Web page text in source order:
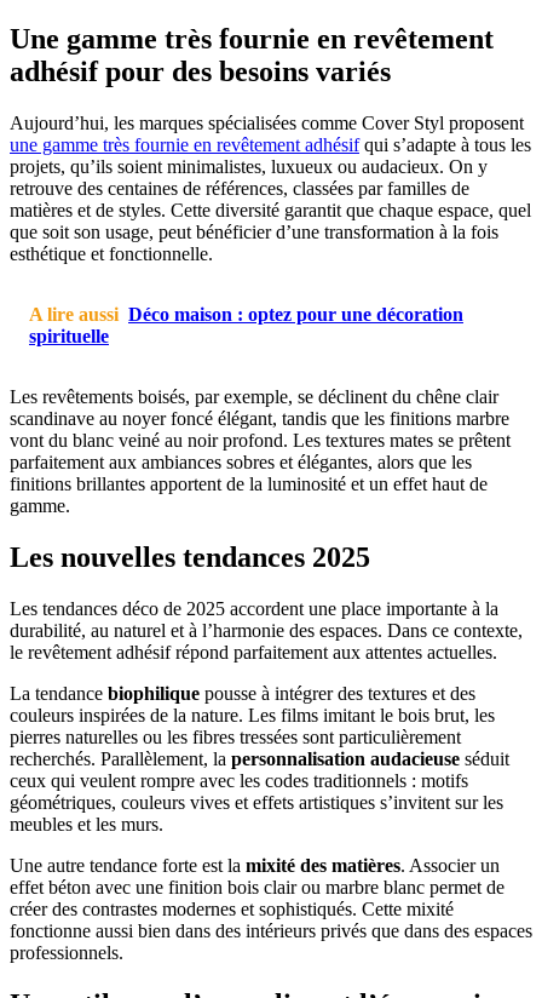
Une gamme très fournie en revêtement
adhésif pour des besoins variés
Aujourd’hui, les marques spécialisées comme Cover Styl proposent
une gamme très fournie en revêtement adhésifqui s’adapte à tous les
projets, qu’ils soient minimalistes, luxueux ou audacieux. On y
retrouve des centaines de références, classées par familles de
matières et de styles. Cette diversité garantit que chaque espace, quel
que soit son usage, peut bénéficier d’une transformation à la fois
esthétique et fonctionnelle.
A lire aussi Déco maison : optez pour une décoration
spirituelle
Les revêtements boisés, par exemple, se déclinent du chêne clair
scandinave au noyer foncé élégant, tandis que les finitions marbre
vont du blanc veiné au noir profond. Les textures mates se prêtent
parfaitement aux ambiances sobres et élégantes, alors que les
finitions brillantes apportent de la luminosité et un effet haut de
gamme.
Les nouvelles tendances 2025
Les tendances déco de 2025 accordent une place importante à la
durabilité, au naturel et à l’harmonie des espaces. Dans ce contexte,
le revêtement adhésif répond parfaitement aux attentes actuelles.
La tendance biophilique pousse à intégrer des textures et des
couleurs inspirées de la nature. Les films imitant le bois brut, les
pierres naturelles ou les fibres tressées sont particulièrement
recherchés. Parallèlement, la personnalisation audacieuse séduit
ceux qui veulent rompre avec les codes traditionnels : motifs
géométriques, couleurs vives et effets artistiques s’invitent sur les
meubles et les murs.
Une autre tendance forte est la mixité des matières. Associer un
effet béton avec une finition bois clair ou marbre blanc permet de
créer des contrastes modernes et sophistiqués. Cette mixité
fonctionne aussi bien dans des intérieurs privés que dans des espaces
professionnels.